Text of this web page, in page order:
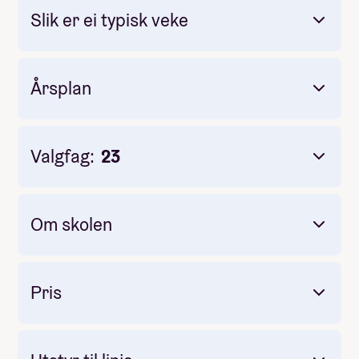
Slik er ei typisk veke
Årsplan
Valgfag: 23
Om skolen
Pris